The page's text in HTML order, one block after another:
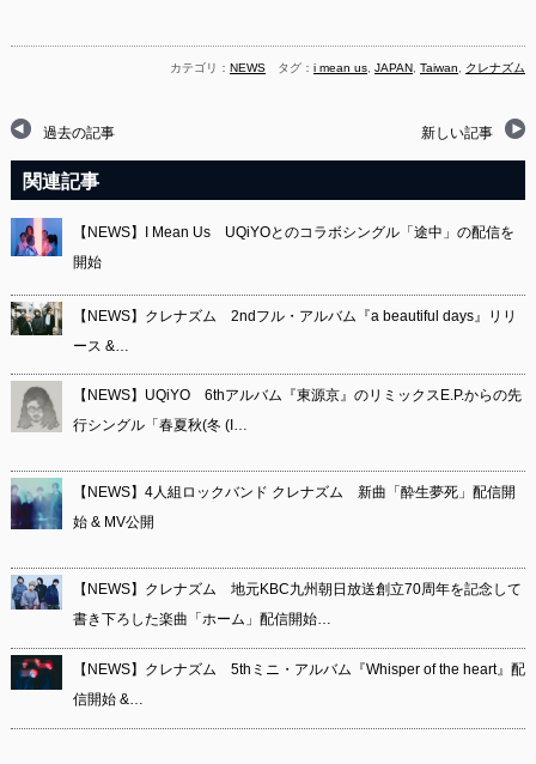
カテゴリ：NEWS タグ：i mean us ,JAPAN ,Taiwan クレナズム
過去の記事 新しい記事
関連記事
【NEWS】I Mean Us UQiYOとのコラボシングル「途中」の配信を
開始
【NEWS】クレナズム 2ndフル・アルバム『a beautiful days』リリ
ース &…
【NEWS】UQiYO 6thアルバム『東源京』のリミックスE.P.からの先
行シングル「春夏秋(冬 (I…
【NEWS】4人組ロックバンド クレナズム 新曲「酔生夢死」配信開
始 & MV公開
【NEWS】クレナズム 地元KBC九州朝日放送創立70周年を記念して
書き下ろした楽曲「ホーム」配信開始…
【NEWS】クレナズム 5thミニ・アルバム『Whisper of the heart』配
信開始 &…